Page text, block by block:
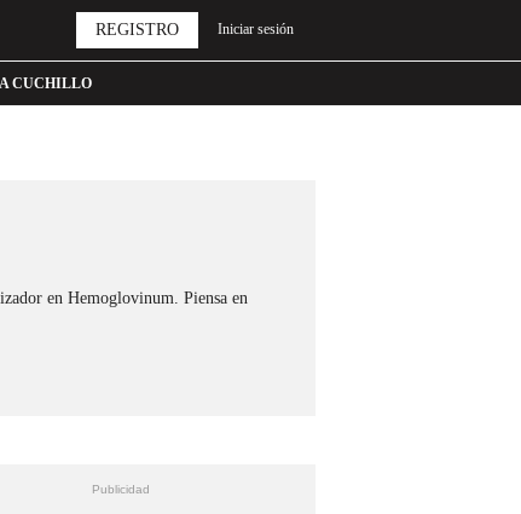
A CUCHILLO
REGISTRO Iniciar sesión
en Hemoglovinum. Piensa en